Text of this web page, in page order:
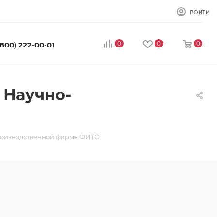
ВОЙТИ
222-00-01 0 0 0
фирме ФИТО